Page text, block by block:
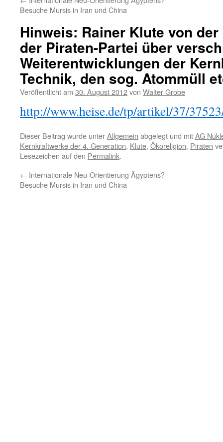
Besuche Mursis in Iran und China
Hinweis: Rainer Klute von
der Piraten-Partei über
Weiterentwicklungen der
Technik, den sog. Atommüll
Veröffentlicht am 30. August 2012von Walter Grobe
http://www.heise.de/tp/artikel/37/
Dieser Beitrag wurde unterAllgemein abgelegt und mitAG
Kernkraftwerke der 4. Generation, Klute, Ökoreligion, Piraten
Lesezeichen auf den Permalink.
← Internationale Neu-Orientierung Ägyptens?
Besuche Mursis in Iran und China